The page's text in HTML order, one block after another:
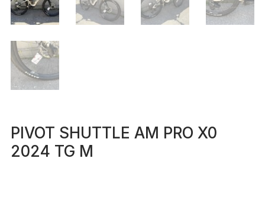
PIVOT SHUTTLE AM PRO X0
2024 TG M